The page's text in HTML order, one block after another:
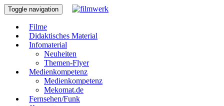
Toggle navigation
Filme
Didaktisches Material
Infomaterial
Neuheiten
Themen-Flyer
Medienkompetenz
Medienkompetenz
Mekomat.de
Fernsehen/Funk